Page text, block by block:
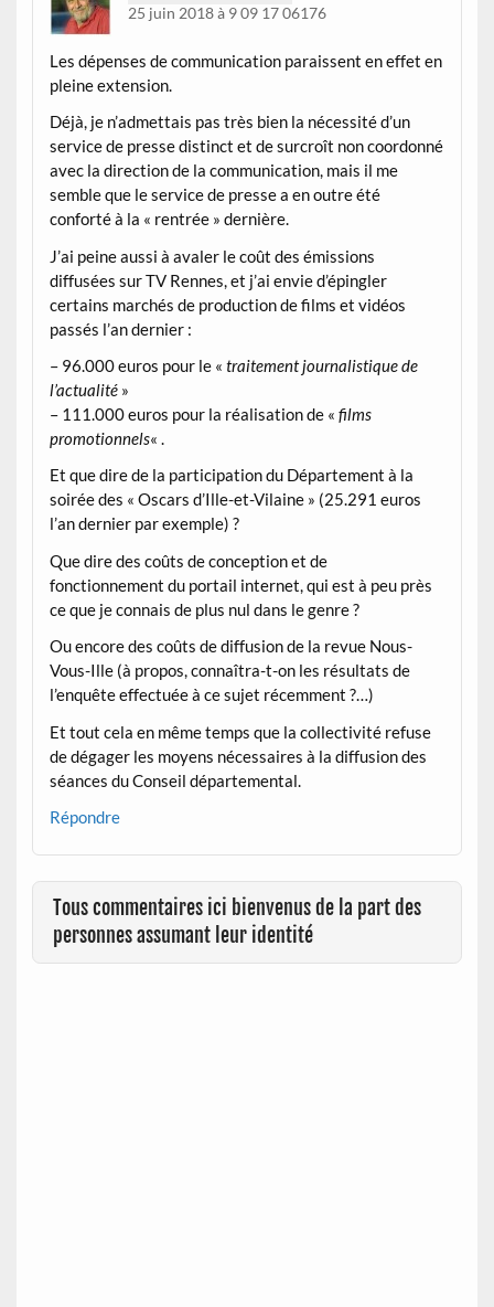
25 juin 2018 à 9 09 17 06176
Les dépenses de communication paraissent en effet en
pleine extension.
Déjà, je n’admettais pas très bien la nécessité d’un
service de presse distinct et de surcroît non coordonné
avec la direction de la communication, mais il me
semble que le service de presse a en outre été
conforté à la « rentrée » dernière.
J’ai peine aussi à avaler le coût des émissions
diffusées sur TV Rennes, et j’ai envie d’épingler
certains marchés de production de films et vidéos
passés l’an dernier :
– 96.000 euros pour le «traitement journalistique de
l’actualité »
– 111.000 euros pour la réalisation de «films
promotionnels« .
Et que dire de la participation du Département à la
soirée des « Oscars d’Ille-et-Vilaine » (25.291 euros
l’an dernier par exemple) ?
Que dire des coûts de conception et de
fonctionnement du portail internet, qui est à peu près
ce que je connais de plus nul dans le genre ?
Ou encore des coûts de diffusion de la revue Nous-
Vous-Ille (à propos, connaîtra-t-on les résultats de
l’enquête effectuée à ce sujet récemment ?…)
Et tout cela en même temps que la collectivité refuse
de dégager les moyens nécessaires à la diffusion des
séances du Conseil départemental.
Répondre
Tous commentaires ici bienvenus de la part des
personnes assumant leur identité